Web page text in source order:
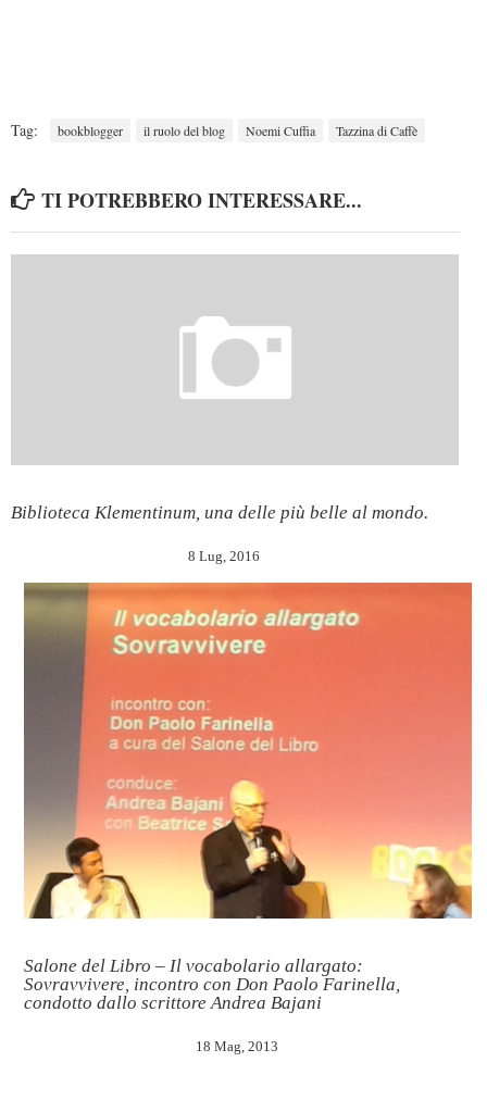
Tag: bookblogger il ruolo del blog Noemi Cuffia Tazzina di Caffè
TI POTREBBERO INTERESSARE...
Biblioteca Klementinum, una delle più belle al mondo.
8 Lug, 2016
Salone del Libro – Il vocabolario allargato:
Sovravvivere, incontro con Don Paolo Farinella,
condotto dallo scrittore Andrea Bajani
18 Mag, 2013